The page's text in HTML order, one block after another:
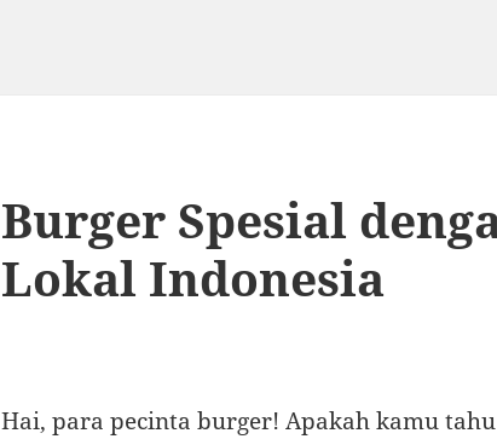
Burger Spesial
Lokal Indonesia
Hai, para pecinta burger! Apakah kamu